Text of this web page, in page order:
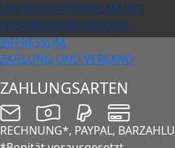
DATENSCHUTZERKLÄRUNG
WIDERRUFSBELEHRUNG
IMPRESSUM
ZAHLUNG UND VERSAND
ZAHLUNGSARTEN
RECHNUNG*, PAYPAL,